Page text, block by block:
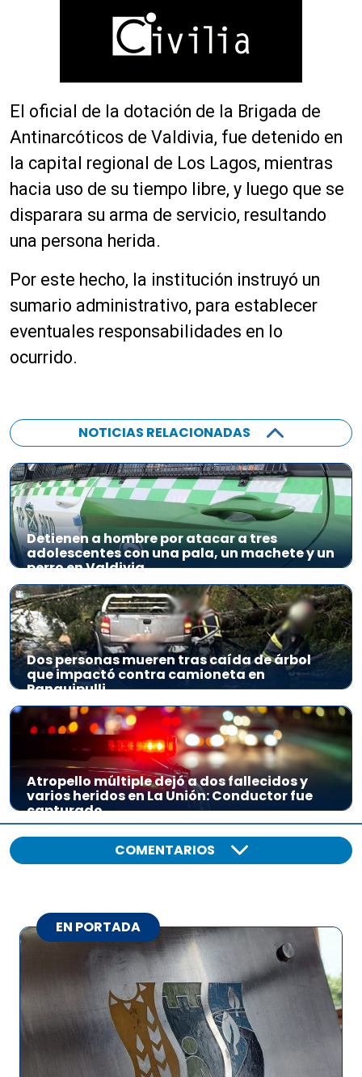
El oficial de la dotación de la Brigada de
Antinarcóticos de Valdivia, fue detenido en
la capital regional de Los Lagos, mientras
hacia uso de su tiempo libre, y luego que se
disparara su arma de servicio, resultando
una persona herida.
Por este hecho, la institución instruyó un
sumario administrativo, para establecer
eventuales responsabilidades en lo
ocurrido.
NOTICIAS RELACIONADAS
Detienen a hombre por atacar a tres
adolescentes con una pala, un machete y un
perro en Valdivia
Dos personas mueren tras caída de árbol
que impactó contra camioneta en
Panguipulli
Atropello múltiple dejó a dos fallecidos y
varios heridos en La Unión: Conductor fue
capturado
COMENTARIOS
EN PORTADA